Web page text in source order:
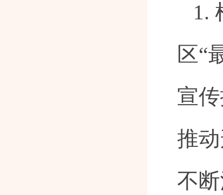
1.
区“
宣
推
不